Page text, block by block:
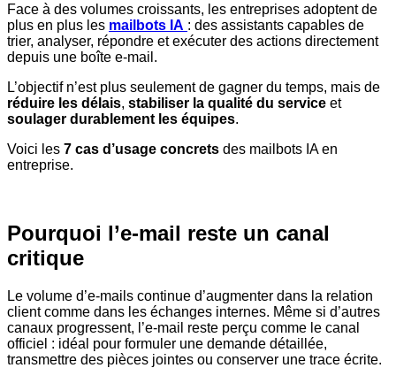
Face à des volumes croissants, les entreprises adoptent de
plus en plus les mailbots IA : des assistants capables de
trier, analyser, répondre et exécuter des actions directement
depuis une boîte e-mail.
L’objectif n’est plus seulement de gagner du temps, mais de
réduire les délais, stabiliser la qualité du service et
soulager durablement les équipes.
Voici les 7 cas d’usage concrets des mailbots IA en
entreprise.
Pourquoi l’e-mail reste un canal
critique
Le volume d’e-mails continue d’augmenter dans la relation
client comme dans les échanges internes. Même si d’autres
canaux progressent, l’e-mail reste perçu comme le canal
officiel : idéal pour formuler une demande détaillée,
transmettre des pièces jointes ou conserver une trace écrite.